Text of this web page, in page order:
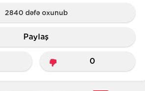
2840 dəfə oxunub
Paylaş
0